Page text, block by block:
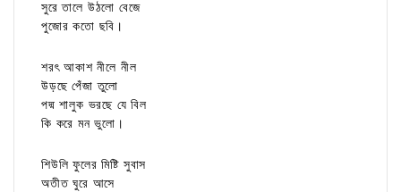
সুরে তালে উঠলো বেজে
পুজোর কতো ছবি।
শরৎ আকাশ নীলে নীল
উড়ছে পেঁজা তুলো
পদ্ম শালুক ভরছে যে বিল
কি করে মন ভুলো।
শিউলি ফুলের মিষ্টি সুবাস
অতীত ঘুরে আসে